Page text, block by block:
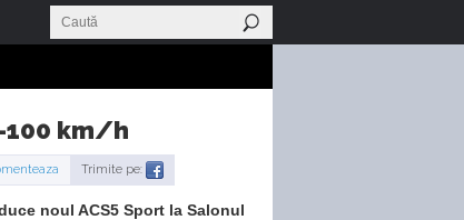
100 km/h
Trimite pe:
noul ACS5 Sport la Salonul